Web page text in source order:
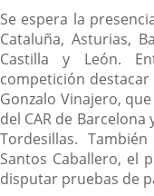
Se espera la
Cataluña, Asturias,
Castilla y León.
competición
Gonzalo Vinajero,
del CAR de
Tordesillas.
Santos Caballero, el
disputar pruebas de